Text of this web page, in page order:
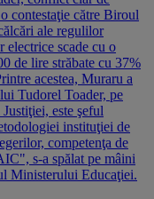
contestaţie către Biroul
ale regulilor
scade cu o
de lire străbate cu 37%
acestea, Muraru a
Tudorel Toader, pe
este şeful
instituţiei de
competenţa de
s-a spălat pe mâini
Ministerului Educaţiei.